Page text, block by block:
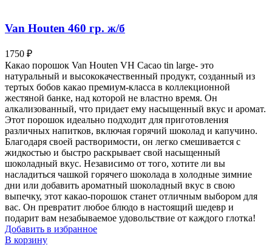
Van Houten 460 гр. ж/б
1750 ₽
Какао порошок Van Houten VH Cacao tin large- это
натуральный и высококачественный продукт, созданный из
тертых бобов какао премиум-класса в коллекционной
жестяной банке, над которой не властно время. Он
алкализованный, что придает ему насыщенный вкус и аромат.
Этот порошок идеально подходит для приготовления
различных напитков, включая горячий шоколад и капучино.
Благодаря своей растворимости, он легко смешивается с
жидкостью и быстро раскрывает свой насыщенный
шоколадный вкус. Независимо от того, хотите ли вы
насладиться чашкой горячего шоколада в холодные зимние
дни или добавить ароматный шоколадный вкус в свою
выпечку, этот какао-порошок станет отличным выбором для
вас. Он превратит любое блюдо в настоящий шедевр и
подарит вам незабываемое удовольствие от каждого глотка!
Добавить в избранное
В корзину